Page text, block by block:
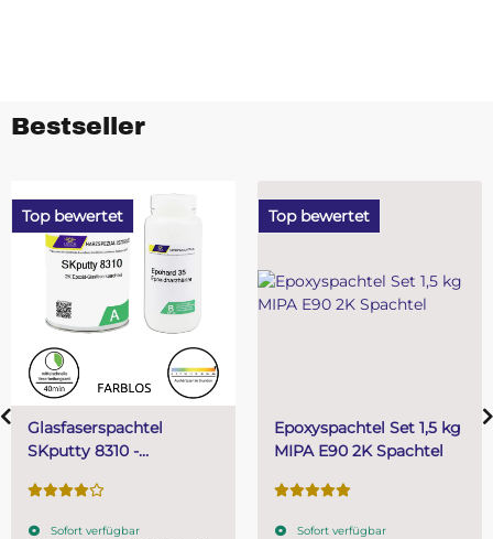
Bestseller
Top bewertet
Epoxyspachtel Set 1,5 kg
MIPA E90 2K Spachtel
Sofort verfügbar
Top bewertet
PUR (Resin) 4
Gießharz SKresin
Sofort verfügbar